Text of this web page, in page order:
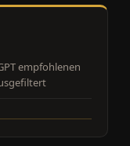
empfohlenen